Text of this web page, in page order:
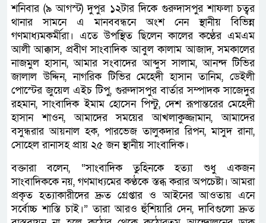
শনিবার (৯ আগস্ট) দুপুর ১২টার দিকে গুরুদাসপুর শাফলা চত্বর
থানার সামনে এ মানববন্ধনে অংশ নেন স্থানীয় বিভিন্ন
গণমাধ্যমকর্মীরা। এতে উপস্থিত ছিলেন কালের কণ্ঠের এমএম
আলী আক্কাস, প্রবীণ সাংবাদিক আবুল কালাম আজাদ, সমকালের
নাজমুল হাসান, আমার সংবাদের আব্দুস সালাম, আনন্দ টিভির
জালাল উদ্দিন, নাগরিক টিভির মেহেদী হাসান তানিম, ডেইলী
পোস্টের জুয়েল এইচ টিপু, গুরুদাসপুর বার্তার সম্পাদক সাজেদুর
রহমান, সাংবাদিক ইমাম হোসেন পিন্টু, দেশ রূপান্তরের মেহেদী
হাসান শাওন, আমাদের সময়ের আখলাকুজ্জামান, আমাদের
বসুন্ধরার আয়নাল হক, পারভেজ তালুকদার রিপন, মাসুদ রানা,
সোহেল রানাসহ প্রায় ২৫ জন স্থানীয় সাংবাদিক।
বক্তারা বলেন, “সাংবাদিক তুহিনকে হত্যা শুধু একজন
সাংবাদিককে নয়, গণমাধ্যমের কণ্ঠকে স্তব্ধ করার অপচেষ্টা। আমরা
প্রকৃত হত্যাকারীদের দ্রুত গ্রেপ্তার ও আইনের আওতায় এনে
সর্বোচ্চ শাস্তি চাই।” তারা আরও হুঁশিয়ারি দেন, দাবিগুলো দ্রুত